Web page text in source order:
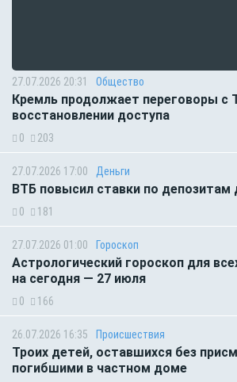
27.07.2026 20:31 Общество
Кремль продолжает переговоры с
восстановлении доступа
0 203
27.07.2026 17:00 Деньги
ВТБ повысил ставки по депозитам
0 181
27.07.2026 01:00 Гороскоп
Астрологический гороскоп для
на сегодня — 27 июля
0 166
26.07.2026 16:35 Происшествия
Троих детей, оставшихся без
погибшими в частном доме